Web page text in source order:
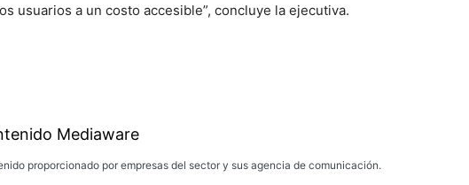
usuarios a un costo accesible”, concluye la ejecutiva.
Mediaware
proporcionado por empresas del sector y sus agencia de comunicación.